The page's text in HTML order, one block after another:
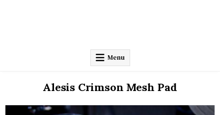
Menu
Alesis Crimson Mesh Pad